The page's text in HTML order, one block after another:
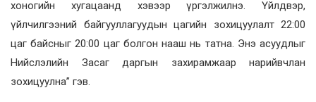
хоногийн хугацаанд хэвээр үргэлжилнэ. Үйлдвэр,
үйлчилгээний байгууллагуудын цагийн зохицуулалт 22:00
цаг байсныг 20:00 цаг болгон нааш нь татна. Энэ асуудлыг
Нийслэлийн Засаг даргын захирамжаар нарийвчлан
зохицуулна” гэв.